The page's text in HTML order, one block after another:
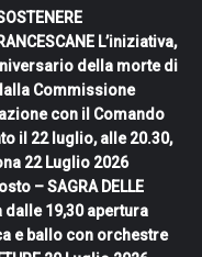
L’iniziativa,
della morte di
Commissione
con il Comando
il 22 luglio, alle 20.30,
22 Luglio 2026
– SAGRA DELLE
dalle 19,30 apertura
e ballo con orchestre